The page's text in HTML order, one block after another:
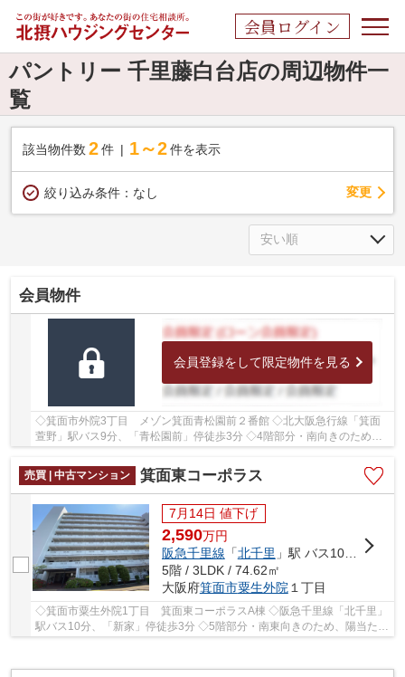
会員ログイン
パントリー 千里藤白台店の周辺物件一
覧
該当物件数 2件 1～2 件を表示
絞り込み条件： なし 変更
会員物件
会員登録をして限定物件を見る
◇箕面市外院3丁目 メゾン箕面青松園前２番館 ◇北大阪急行線「箕面
萱野」駅バス9分、「青松園前」停徒歩3分 ◇4階部分・南向きのため、
陽当たり・通風・眺望良好 ◇専有面積72.84㎡の2LD...
売買 | 中古マンション
箕面東コーポラス
7月14日 値下げ
2,590万円
阪急千里線 「北千里 」駅 バス10分 「新家」 停歩3分
5階 / 3LDK / 74.62㎡
大阪府箕面市粟生外院 １丁目
◇箕面市粟生外院1丁目 箕面東コーポラスA棟 ◇阪急千里線「北千里」
駅バス10分、「新家」停徒歩3分 ◇5階部分・南東向きのため、陽当たり
良好♪ ◇専有面積74.62㎡の3LDK ◇2026年4月室内...